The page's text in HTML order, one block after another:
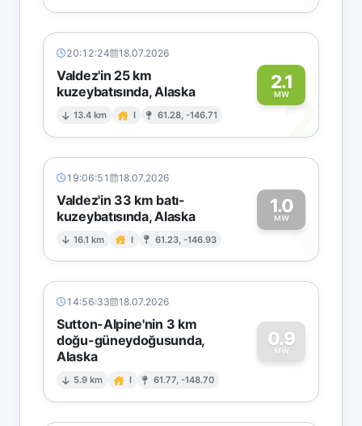
20:12:24 18.07.2026
Valdez'in 25 km
kuzeybatısında, Alaska
13.4 km I 61.28, -146.71
2.1
MW2
19:06:51 18.07.2026
Valdez'in 33 km batı-
kuzeybatısında, Alaska
16.1 km I 61.23, -146.93
1.0
MW1
14:56:33 18.07.2026
Sutton-Alpine'nin 3 km
doğu-güneydoğusunda,
Alaska
5.9 km I 61.77, -148.70
0.9
MW
0